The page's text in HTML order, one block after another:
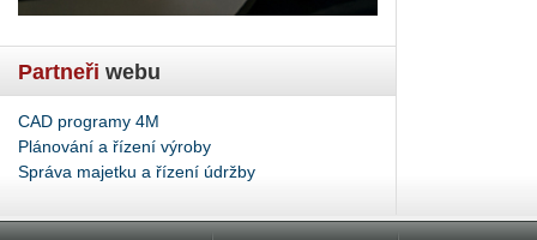
Partneři webu
CAD programy 4M
Plánování a řízení výroby
Správa majetku a řízení údržby